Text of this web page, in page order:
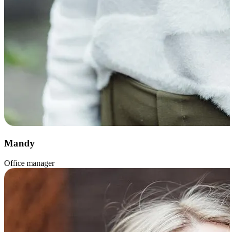
Mandy
Office manager